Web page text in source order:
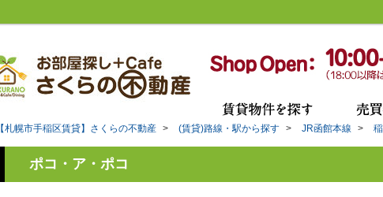
【札幌市手稲区賃貸】さくらの不動産 > (賃貸)路線・駅から探す > JR函館本線 >
ポコ・ア・ポコ